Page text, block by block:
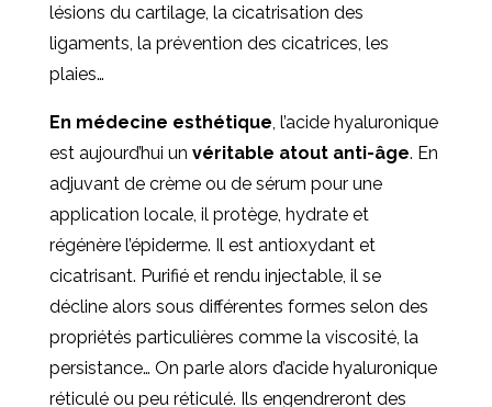
lésions du cartilage, la cicatrisation des
ligaments, la prévention des cicatrices, les
plaies…
En médecine esthétique, l’acide hyaluronique
est aujourd’hui un véritable atout anti-âge. En
adjuvant de crème ou de sérum pour une
application locale, il protège, hydrate et
régénère l’épiderme. Il est antioxydant et
cicatrisant. Purifié et rendu injectable, il se
décline alors sous différentes formes selon des
propriétés particulières comme la viscosité, la
persistance… On parle alors d’acide hyaluronique
réticulé ou peu réticulé. Ils engendreront des